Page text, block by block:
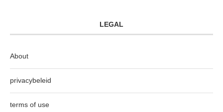
LEGAL
About
privacybeleid
terms of use